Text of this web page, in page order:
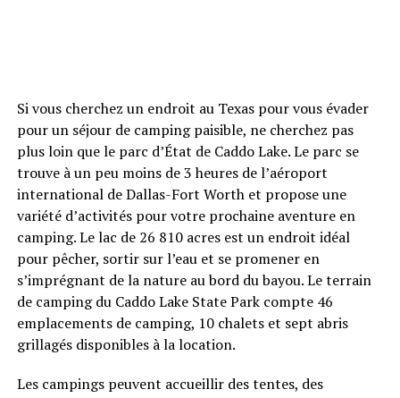
Si vous cherchez un endroit au Texas pour vous évader
pour un séjour de camping paisible, ne cherchez pas
plus loin que le parc d’État de Caddo Lake. Le parc se
trouve à un peu moins de 3 heures de l’aéroport
international de Dallas-Fort Worth et propose une
variété d’activités pour votre prochaine aventure en
camping. Le lac de 26 810 acres est un endroit idéal
pour pêcher, sortir sur l’eau et se promener en
s’imprégnant de la nature au bord du bayou. Le terrain
de camping du Caddo Lake State Park compte 46
emplacements de camping, 10 chalets et sept abris
grillagés disponibles à la location.
Les campings peuvent accueillir des tentes, des